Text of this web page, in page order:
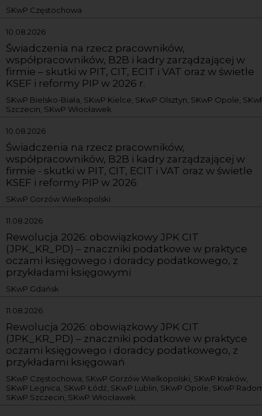
SKwP Częstochowa
10.08.2026
Świadczenia na rzecz pracowników,
współpracowników, B2B i kadry zarządzającej w
firmie – skutki w PIT, CIT, ECIT i VAT oraz w świetle
KSEF i reformy PIP w 2026 r.
SKwP Bielsko-Biała, SKwP Kielce, SKwP Olsztyn, SKwP Opole,
Szczecin, SKwP Włocławek
10.08.2026
Świadczenia na rzecz pracowników,
współpracowników, B2B i kadry zarządzającej w
firmie - skutki w PIT, CIT, ECIT i VAT oraz w świetle
KSEF i reformy PIP w 2026
SKwP Gorzów Wielkopolski
11.08.2026
Rewolucja 2026: obowiązkowy JPK CIT
(JPK_KR_PD) – znaczniki podatkowe w praktyce
oczami księgowego i doradcy podatkowego, z
przykładami księgowymi
SKwP Gdańsk
11.08.2026
Rewolucja 2026: obowiązkowy JPK CIT
(JPK_KR_PD) – znaczniki podatkowe w praktyce
oczami księgowego i doradcy podatkowego, z
przykładami księgowań
SKwP Częstochowa, SKwP Gorzów Wielkopolski, SKwP Kraków,
SKwP Legnica, SKwP Łódź, SKwP Lublin, SKwP Opole, SKwP
SKwP Szczecin, SKwP Włocławek